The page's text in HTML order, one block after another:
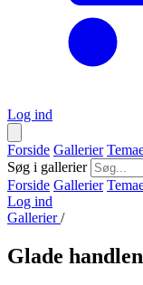
Log ind
Forside Gallerier
Søg i gallerier
Forside Gallerier
Log ind
Gallerier/
Glade